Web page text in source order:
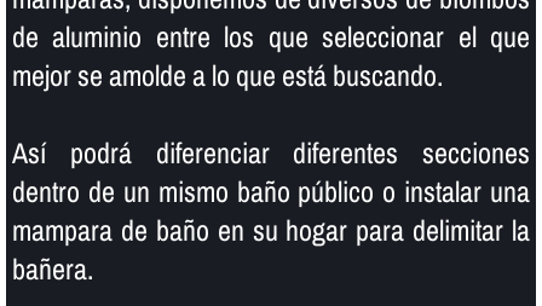
de aluminio entre los que seleccionar el que
mejor se amolde a lo que está buscando.
Así­ podrá diferenciar diferentes secciones
dentro de un mismo baño público o instalar una
mampara de baño en su hogar para delimitar la
bañera.